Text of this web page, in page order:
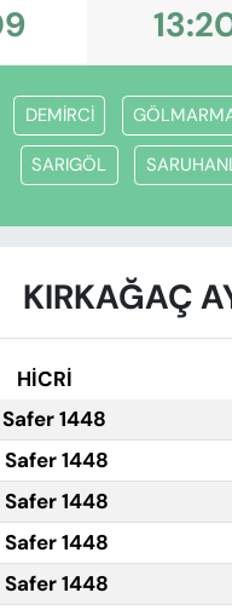
DEMİRCİ
SARIGÖL
KIRKAĞAÇ
HİCRİ
Safer 1448
Safer 1448
Safer 1448
Safer 1448
Safer 1448